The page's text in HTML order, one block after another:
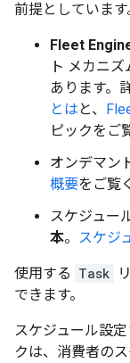
前提としています
Fleet
ト メカニ
あります。
とは と、
ピックをご
オンデマン
概要をご覧
スケジュー
本。 スケジ
使用する Task
できます。
スケジュール設
クは、消費者の